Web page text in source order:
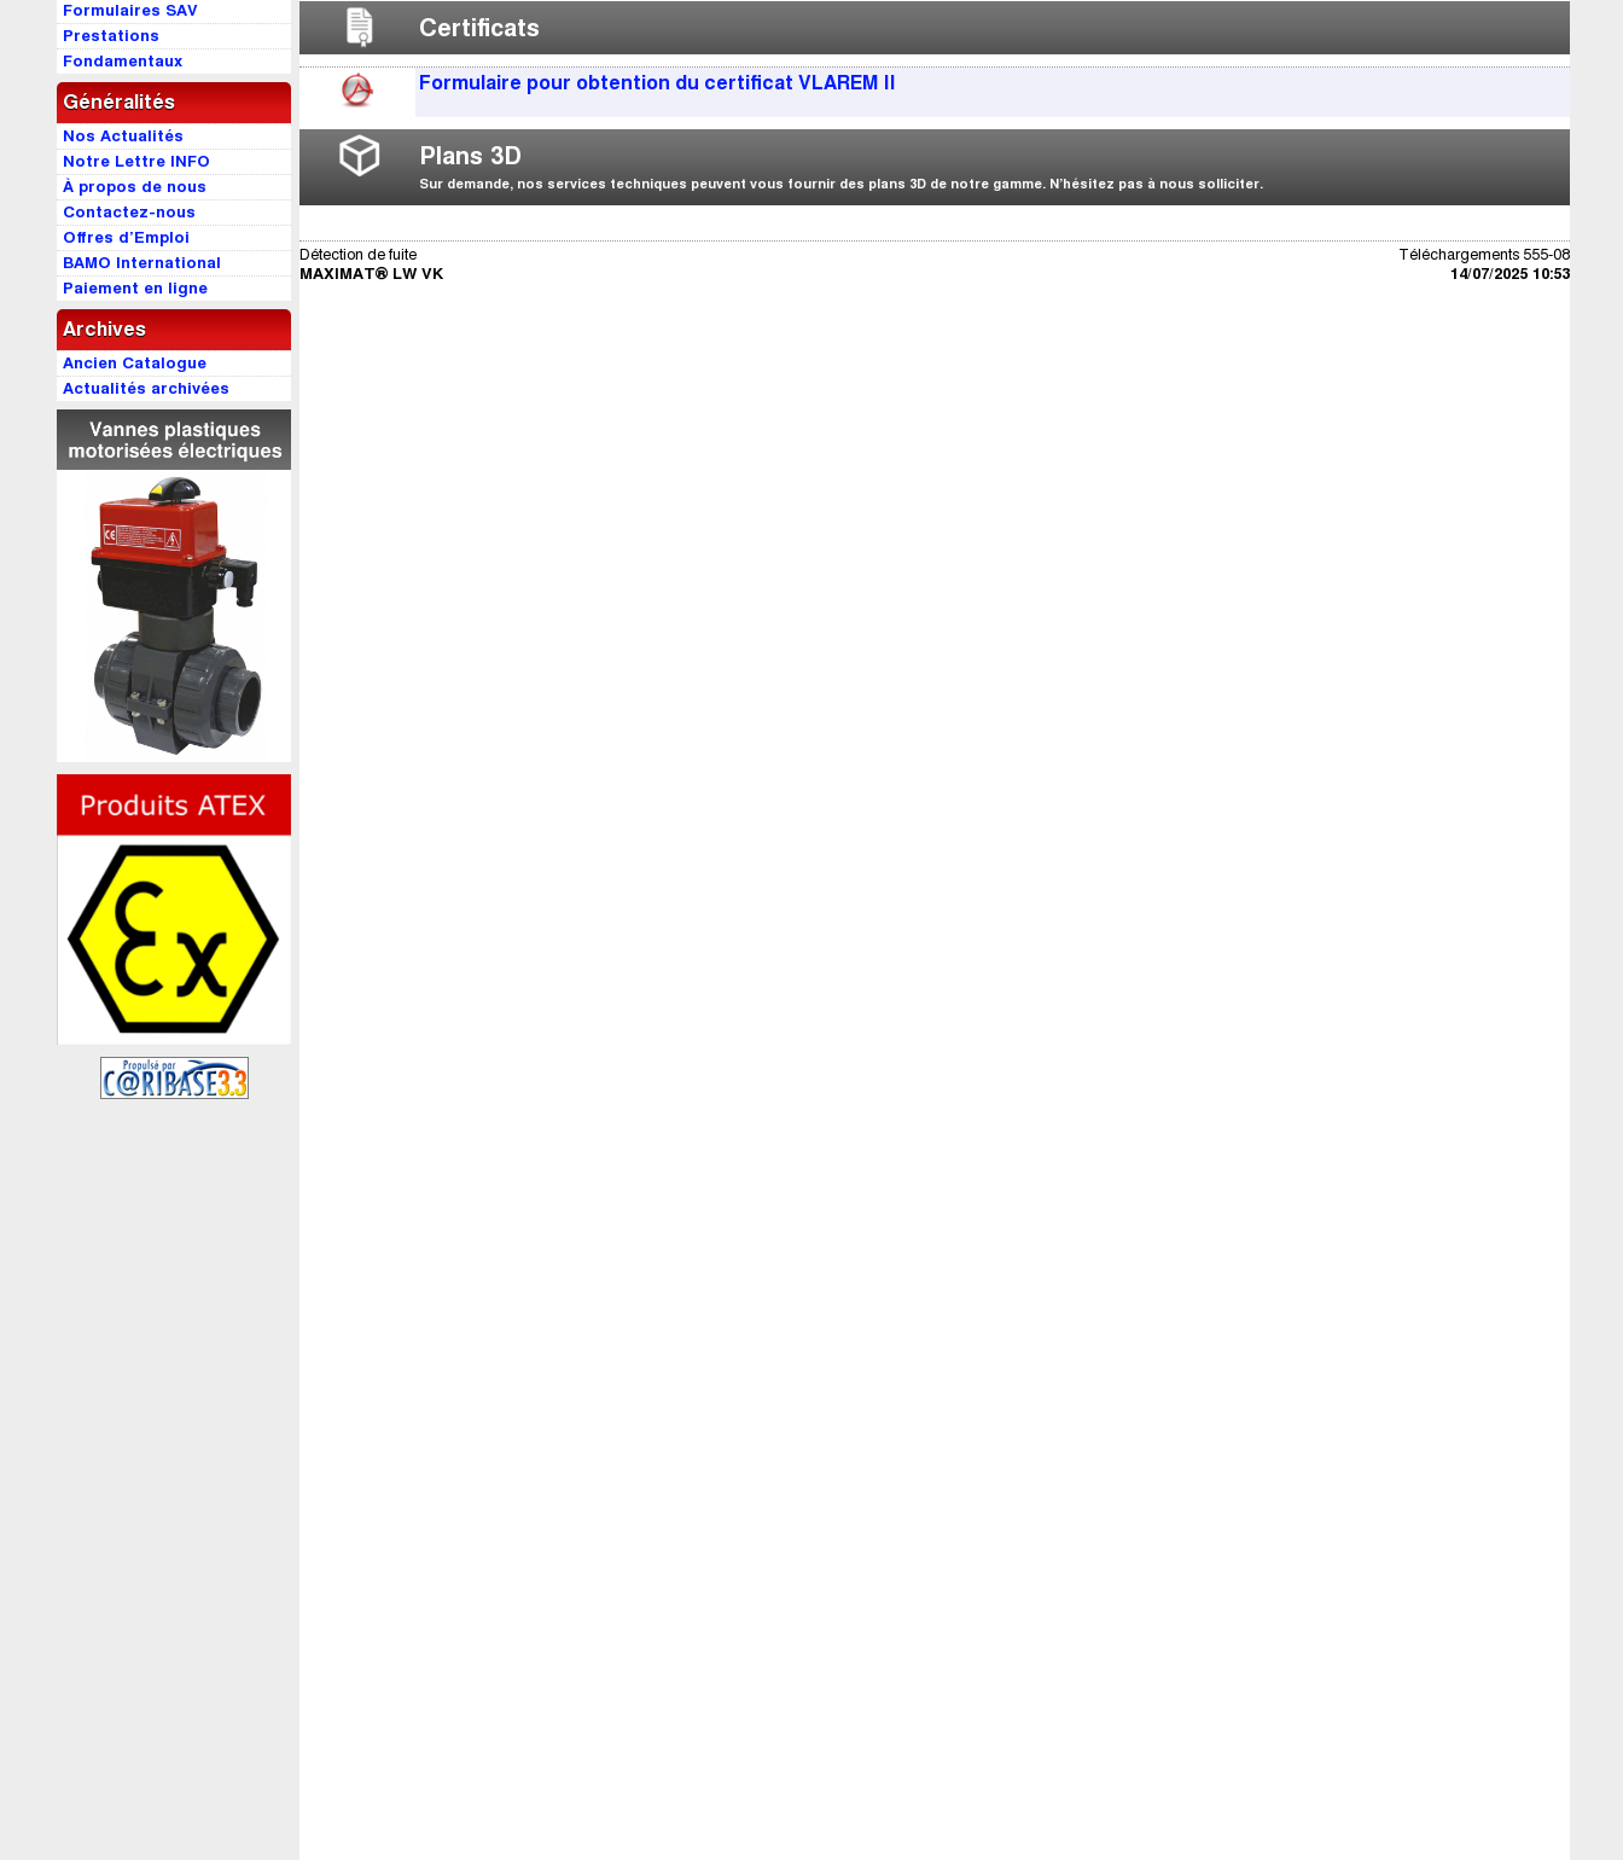
Formulaires SAV
Prestations
Fondamentaux
Généralités
Nos Actualités
Notre Lettre INFO
À propos de nous
Contactez-nous
Offres d’Emploi
BAMO International
Paiement en ligne
Archives
Ancien Catalogue
Actualités archivées
Certificats
Formulaire pour obtention du certificat VLAREM II
Plans 3D
Sur demande, nos services techniques peuvent vous fournir des plans 3D de notre gamme. N’hésitez pas à nous solliciter.
Téléchargements 555-08
14/07/2025 10:53
Détection de fuite
MAXIMAT® LW VK